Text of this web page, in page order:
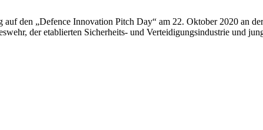
den „Defence Innovation Pitch Day“ am 22. Oktober 2020 an
der etablierten Sicherheits- und Verteidigungsindustrie und